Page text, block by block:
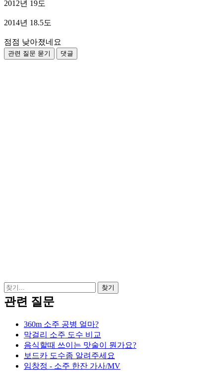
2012년 19도
2014년 18.5도
점점 낮아졌네요
관련 질문
360m 소주 공병 얼마?
막걸리 소주 도수 비교
음식할때 쓰이는 맛술이 뭔가요?
보드카 도수좀 알려주세요
임창정 - 소주 한잔 가사/MV